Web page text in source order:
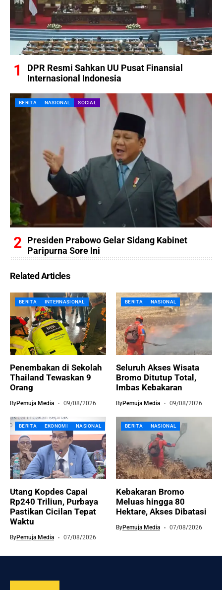
DPR Resmi Sahkan UU Pusat Finansial
Internasional Indonesia
BERITA NASIONAL SOCIAL
Presiden Prabowo Gelar Sidang Kabinet
Paripurna Sore Ini
Related Articles
BERITA INTERNASIONAL
Penembakan di Sekolah
Thailand Tewaskan 9
Orang
ByPemuja Media 09/08/2026
BERITA NASIONAL
Seluruh Akses Wisata
Bromo Ditutup Total,
Imbas Kebakaran
ByPemuja Media 09/08/2026
BERITA EKONOMI NASIONAL
Utang Kopdes Capai
Rp240 Triliun, Purbaya
Pastikan Cicilan Tepat
Waktu
ByPemuja Media 07/08/2026
BERITA NASIONAL
Kebakaran Bromo
Meluas hingga 80
Hektare, Akses Dibatasi
ByPemuja Media 07/08/2026